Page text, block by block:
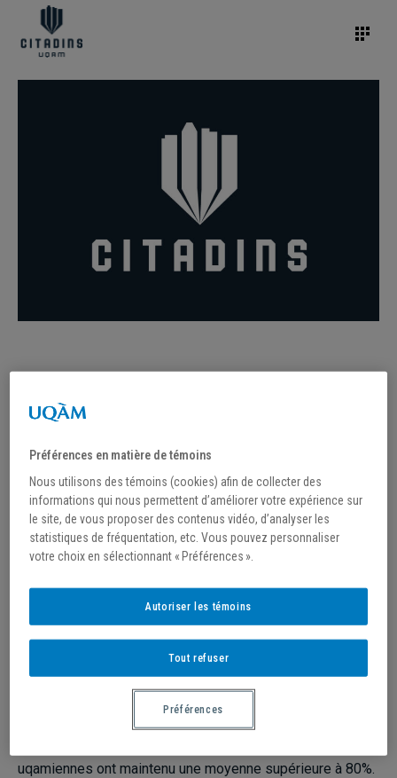
L’ÉCOLE DES SCIENCES DE
LA GESTION DE L’UQAM
SALUE LES
PERFORMANCES DES
Depuis près de dix ans maintenant, les étudiant.e.s-
athlètes de l’UQAM obtiennent un des plus hauts taux de
réussite académique de l’ensemble des universités
québécoises et canadiennes.
En 2019-2020, un peu plus de 50% des 160 étudiant.e.s-
uqamiennes ont maintenu une moyenne supérieure à 80%.
Préférences en matière de témoins
Nous utilisons des témoins (cookies) afin de collecter des
informations qui nous permettent d’améliorer votre expérience sur
le site, de vous proposer des contenus vidéo, d’analyser les
statistiques de fréquentation, etc. Vous pouvez personnaliser
votre choix en sélectionnant « Préférences ».
Tout refuser
Autoriser les témoins
Préférences